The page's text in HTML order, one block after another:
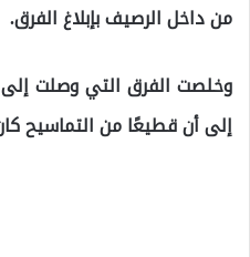
من داخل الرصيف بإبلاغ الفرق.
وخلصت الفرق التي وصلت
إلى أن قطيعًا من التماسيح